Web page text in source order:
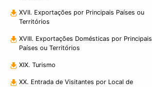
XVII. Exportações por Principais Países ou
Territórios
XVIII. Exportações Domésticas por Principais
Países ou Territórios
XIX. Turismo
XX. Entrada de Visitantes por Local de